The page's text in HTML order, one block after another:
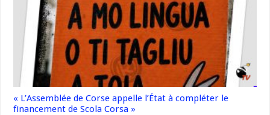
« L’Assemblée de Corse appelle l’État à compléter le
financement de Scola Corsa »